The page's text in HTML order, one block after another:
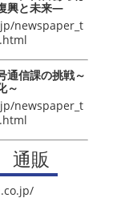
興と未来―
newspaper_t
信課の挑戦～
～
newspaper_t
通販